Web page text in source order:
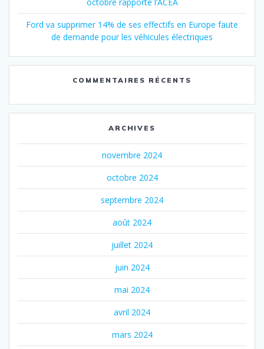
Ford va supprimer 14% de ses effectifs en Europe faute
de demande pour les véhicules électriques
COMMENTAIRES RÉCENTS
ARCHIVES
novembre 2024
octobre 2024
septembre 2024
août 2024
juillet 2024
juin 2024
mai 2024
avril 2024
mars 2024